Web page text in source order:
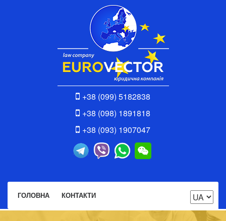
+38 (099) 5182838
+38 (098) 1891818
+38 (093) 1907047
ГОЛОВНА КОНТАКТИ